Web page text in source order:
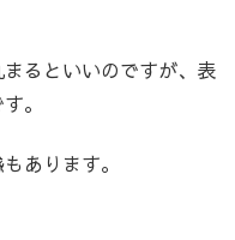
るといいのですが、表
。
あります。